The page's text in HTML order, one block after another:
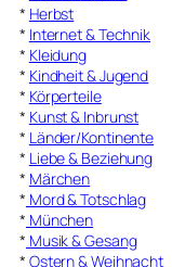
* Herbst
* Internet & Technik
* Kleidung
* Kindheit & Jugend
* Körperteile
* Kunst & Inbrunst
* Länder/Kontinente
* Liebe & Beziehung
* Märchen
* Mord & Totschlag
* München
* Musik & Gesang
* Ostern & Weihnacht